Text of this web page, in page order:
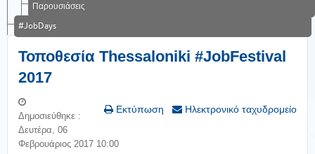
Παρουσιάσεις
#JobDays
Τοποθεσία Τhessaloniki #JobFestival
2017
Εκτύπωση Ηλεκτρονικό ταχυδρομείο
Δημοσιεύθηκε :
Δευτέρα, 06
Φεβρουάριος 2017 10:00